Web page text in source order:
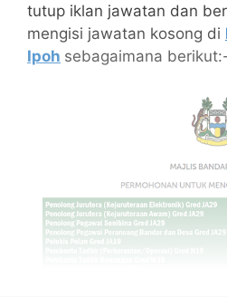
tutup iklan jawatan dan
mengisi jawatan kosong di
Ipoh sebagaimana